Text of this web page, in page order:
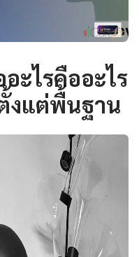
ะไรคืออะไร
งแต่พื้นฐาน